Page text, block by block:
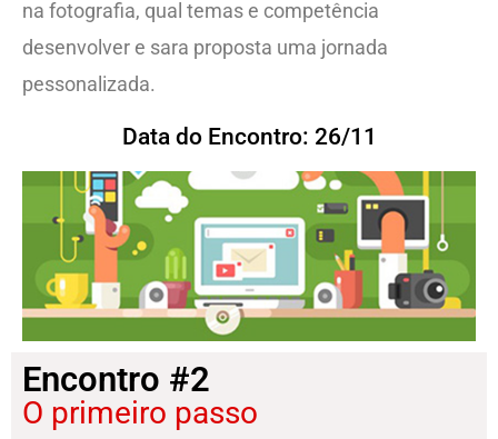
na fotografia, qual temas e competência
desenvolver e sara proposta uma jornada
pessonalizada.
Data do Encontro: 26/11
Encontro #2
O primeiro passo